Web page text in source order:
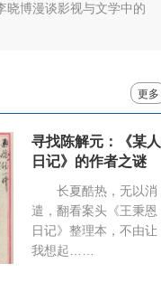
晓博漫谈影视与文学中的
更多
寻找陈解元：《某人
日记》的作者之谜
长夏酷热，无以消
遣，翻看案头《王秉恩
日记》整理本，不由让
我想起……